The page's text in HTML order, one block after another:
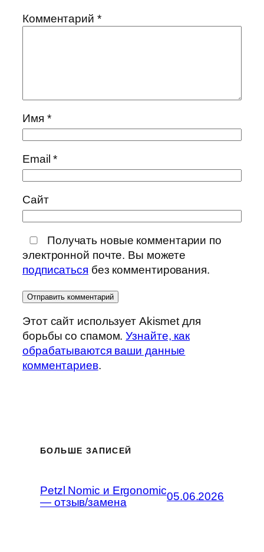
Комментарий *
Имя *
Email*
Сайт
Получать новые комментарии по
электронной почте. Вы можете
подписаться без комментирования.
Этот сайт использует Akismet для
борьбы со спамом.Узнайте, как
обрабатываются ваши данные
комментариев.
БОЛЬШЕ ЗАПИСЕЙ
Petzl Nomic и Ergonomic
— отзыв/замена
05.06.2026